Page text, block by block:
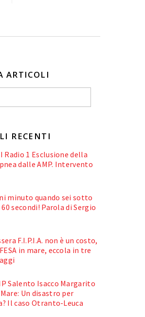
ARTICOLI
RECENTI
Radio 1 Esclusione della
dalle AMP. Intervento
minuto quando sei sotto
secondi! Parola di Sergio
F.I.P.I.A. non è un costo,
in mare, eccola in tre
Salento Isacco Margarito
Un disastro per
Il caso Otranto-Leuca